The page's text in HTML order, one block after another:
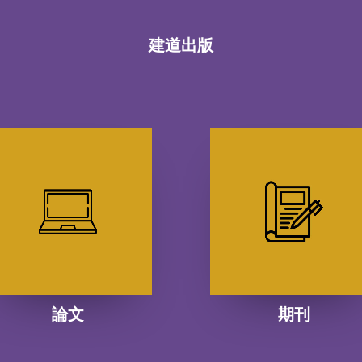
建道出版
論文 期刊